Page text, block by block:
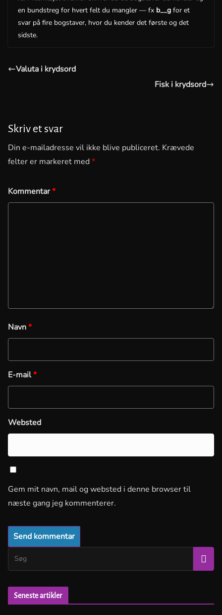
en bundstreg for hvert felt du mangler — fx b__g for et
svar på fire bogstaver, hvor du kender det første og det
sidste.
Valuta i krydsord
Fisk i krydsord
Skriv et svar
Din e-mailadresse vil ikke blive publiceret. Krævede
felter er markeret med *
Kommentar*
Navn*
E-mail*
Websted
Gem mit navn, mail og websted i denne browser til
næste gang jeg kommenterer.
Seneste artikler